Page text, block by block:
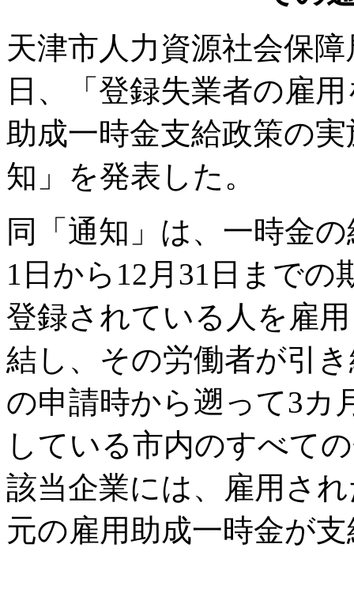
天津市人力資源社会保
日、「登録失業者の雇
助成一時金支給政策の
知」を発表した。
同「通知」は、一時金
1日から12月31日まで
登録されている人を雇
結し、その労働者が引
の申請時から遡って3カ
している市内のすべて
該当企業には、雇用さ
元の雇用助成一時金が